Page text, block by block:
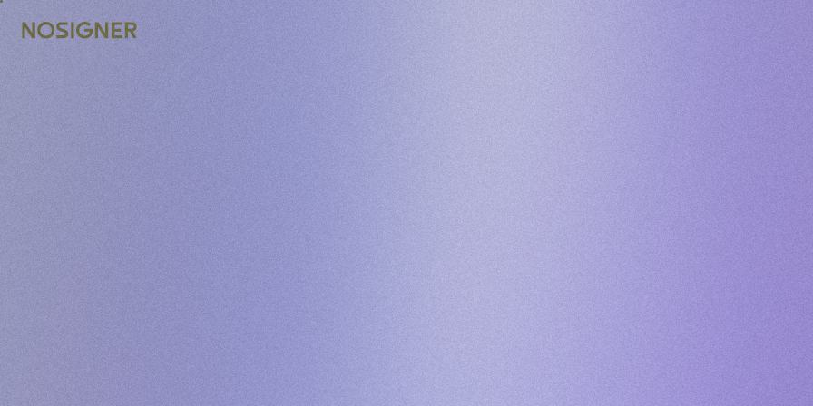
BERANDA